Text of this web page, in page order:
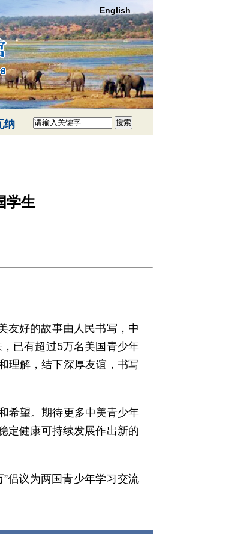
English
纳 搜索
学生
友好的故事由人民书写，中
已有超过5万名美国青少年
理解，结下深厚友谊，书写
希望。期待更多中美青少年
定健康可持续发展作出新的
倡议为两国青少年学习交流